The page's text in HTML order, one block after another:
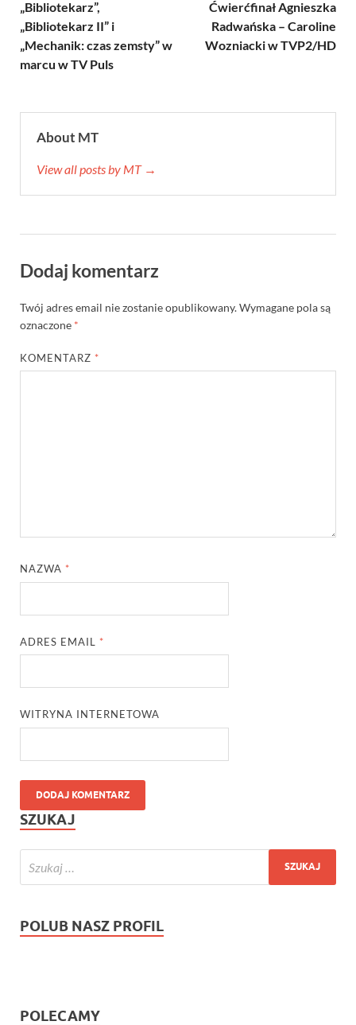
„Bibliotekarz”,
„Bibliotekarz II” i
„Mechanik: czas zemsty” w
marcu w TV Puls
Ćwierćfinał Agnieszka
Radwańska – Caroline
Wozniacki w TVP2/HD
About MT
View all posts by MT →
Dodaj komentarz
Twój adres email nie zostanie opublikowany.Wymagane pola są
oznaczone *
KOMENTARZ *
NAZWA *
ADRES EMAIL *
WITRYNA INTERNETOWA
SZUKAJ
POLUB NASZ PROFIL
POLECAMY